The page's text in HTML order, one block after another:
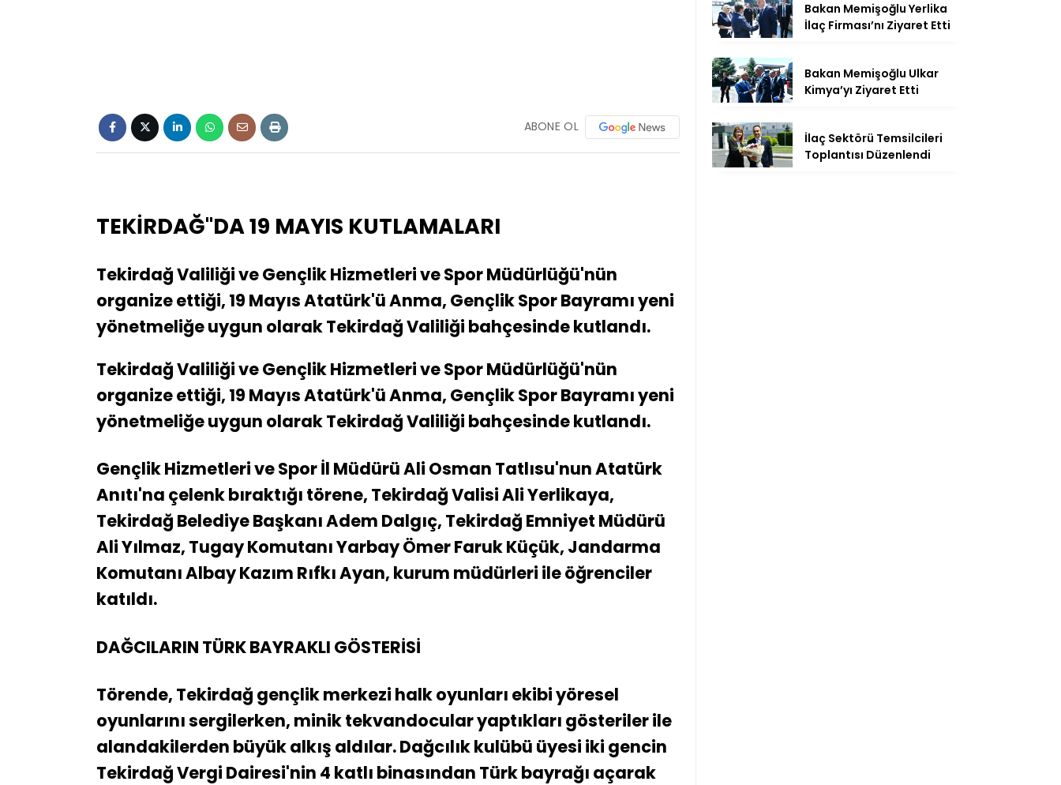
ABONE OL
TEKİRDAĞ"DA 19 MAYIS KUTLAMALARI
Tekirdağ Valiliği ve Gençlik Hizmetleri ve Spor Müdürlüğü'nün
organize ettiği, 19 Mayıs Atatürk'ü Anma, Gençlik Spor Bayramı yeni
yönetmeliğe uygun olarak Tekirdağ Valiliği bahçesinde kutlandı.
Tekirdağ Valiliği ve Gençlik Hizmetleri ve Spor Müdürlüğü'nün
organize ettiği, 19 Mayıs Atatürk'ü Anma, Gençlik Spor Bayramı yeni
yönetmeliğe uygun olarak Tekirdağ Valiliği bahçesinde kutlandı.
Gençlik Hizmetleri ve Spor İl Müdürü Ali Osman Tatlısu'nun Atatürk
Anıtı'na çelenk bıraktığı törene, Tekirdağ Valisi Ali Yerlikaya,
Tekirdağ Belediye Başkanı Adem Dalgıç, Tekirdağ Emniyet Müdürü
Ali Yılmaz, Tugay Komutanı Yarbay Ömer Faruk Küçük, Jandarma
Komutanı Albay Kazım Rıfkı Ayan, kurum müdürleri ile öğrenciler
katıldı.
DAĞCILARIN TÜRK BAYRAKLI GÖSTERİSİ
Törende, Tekirdağ gençlik merkezi halk oyunları ekibi yöresel
oyunlarını sergilerken, minik tekvandocular yaptıkları gösteriler ile
alandakilerden büyük alkış aldılar. Dağcılık kulübü üyesi iki gencin
Tekirdağ Vergi Dairesi'nin 4 katlı binasından Türk bayrağı açarak
Bakan Memişoğlu Yerlika
İlaç Firması’nı Ziyaret Etti
Bakan Memişoğlu Ulkar
Kimya’yı Ziyaret Etti
İlaç Sektörü Temsilcileri
Toplantısı Düzenlendi